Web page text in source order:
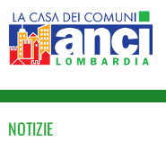
NOTIZIE